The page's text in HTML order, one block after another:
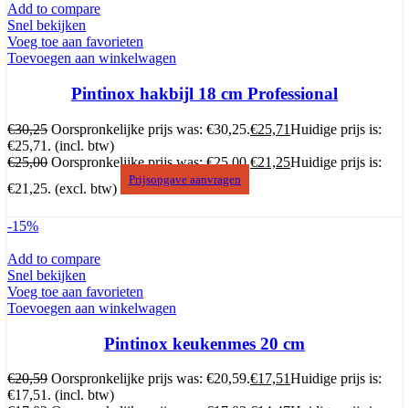
Add to compare
Snel bekijken
Voeg toe aan favorieten
Toevoegen aan winkelwagen
Pintinox hakbijl 18 cm Professional
€30,25 Oorspronkelijke prijs was: €30,25.€25,71Huidige prijs is:
€25,71. (incl. btw)
€25,00 Oorspronkelijke prijs was: €25,00.€21,25Huidige prijs is:
€21,25. (excl. btw)
Prijsopgave aanvragen
-15%
Add to compare
Snel bekijken
Voeg toe aan favorieten
Toevoegen aan winkelwagen
Pintinox keukenmes 20 cm
€20,59 Oorspronkelijke prijs was: €20,59.€17,51Huidige prijs is:
€17,51. (incl. btw)